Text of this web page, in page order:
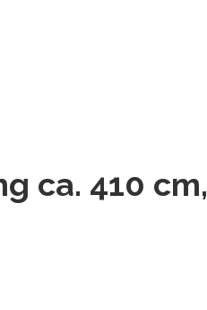
ca. 410 cm,